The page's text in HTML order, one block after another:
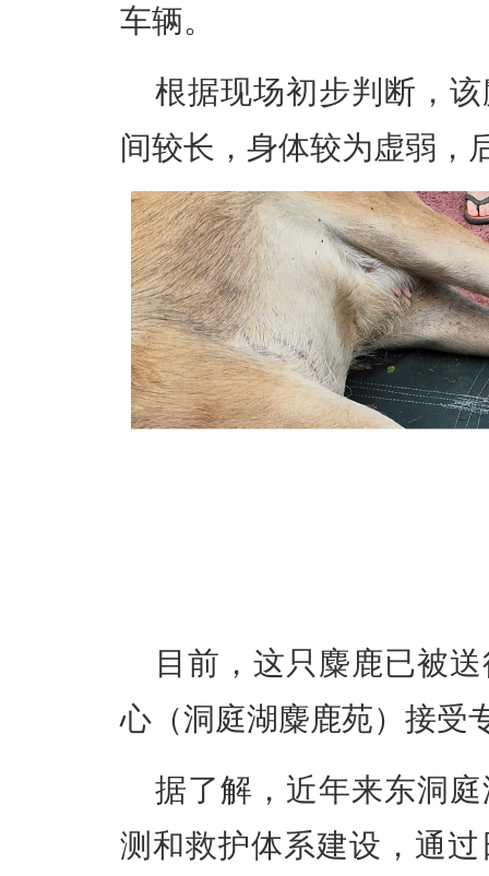
车辆。
根据现场初步判断，
间较长，身体较为虚弱，
目前，这只麋鹿已被
心（洞庭湖麋鹿苑）接受
据了解，近年来东洞
测和救护体系建设，通